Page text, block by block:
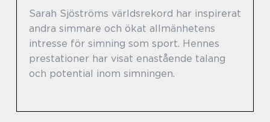
Sarah Sjöströms världsrekord har inspirerat
andra simmare och ökat allmänhetens
intresse för simning som sport. Hennes
prestationer har visat enastående talang
och potential inom simningen.